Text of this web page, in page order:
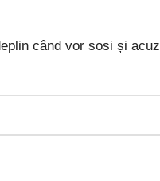
când vor sosi și